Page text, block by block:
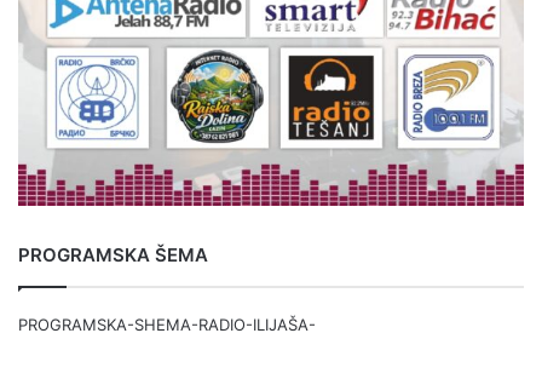
PROGRAMSKA ŠEMA
PROGRAMSKA-SHEMA-RADIO-ILIJAŠA-